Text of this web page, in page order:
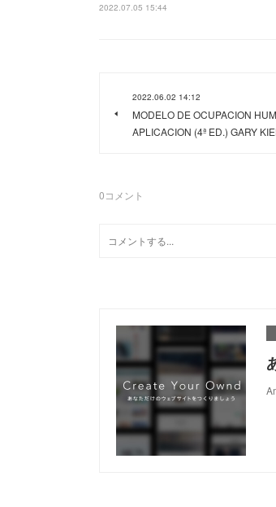
2022.07.05 15:44
2022.06.02 14:12
MODELO DE OCUPACION
APLICACION (4ª ED.) GARY
0コメント